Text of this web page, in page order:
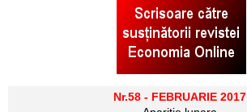
Nr.58 - FEBRUARIE 2017